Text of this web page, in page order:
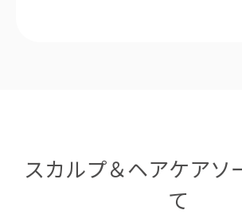
スカルプ＆ヘアケアソ
て